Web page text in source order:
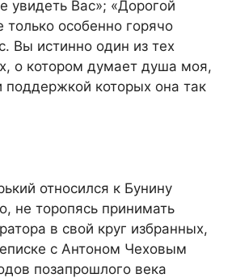
увидеть Вас»; «Дорогой
только особенно горячо
Вы истинно один из тех
о котором думает душа моя,
поддержкой которых она так
относился к Бунину
не торопясь принимать
в свой круг избранных,
с Антоном Чеховым
позапрошлого века